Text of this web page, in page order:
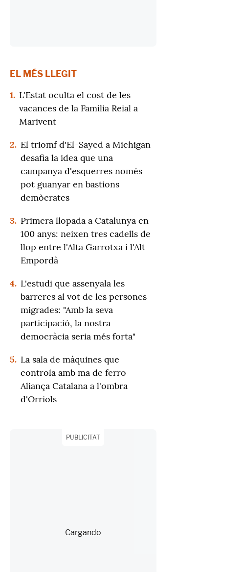
EL MÉS LLEGIT
1. L'Estat oculta el cost de les
vacances de la Família Reial a
Marivent
2. El triomf d'El-Sayed a Michigan
desafia la idea que una
campanya d'esquerres només
pot guanyar en bastions
demòcrates
3. Primera llopada a Catalunya en
100 anys: neixen tres cadells de
llop entre l'Alta Garrotxa i l'Alt
Empordà
4. L'estudi que assenyala les
barreres al vot de les persones
migrades: "Amb la seva
participació, la nostra
democràcia seria més forta"
5. La sala de màquines que
controla amb ma de ferro
Aliança Catalana a l'ombra
d'Orriols
PUBLICITAT